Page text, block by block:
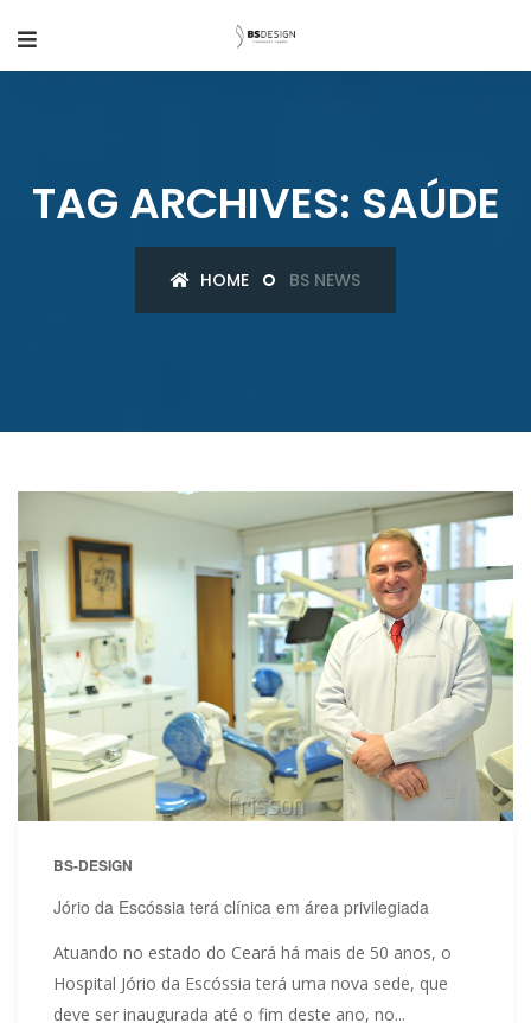
TAG ARCHIVES: SAÚDE
HOME BS NEWS
BS-DESIGN
Jório da Escóssia terá clínica em área privilegiada
Atuando no estado do Ceará há mais de 50 anos, o
Hospital Jório da Escóssia terá uma nova sede, que
deve ser inaugurada até o fim deste ano, no...